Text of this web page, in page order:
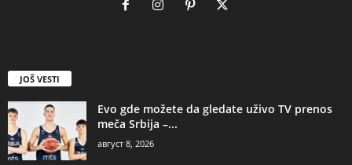
JOŠ VESTI
Evo gde možete da gledate uživo TV prenos
meča Srbija –...
август 8, 2026